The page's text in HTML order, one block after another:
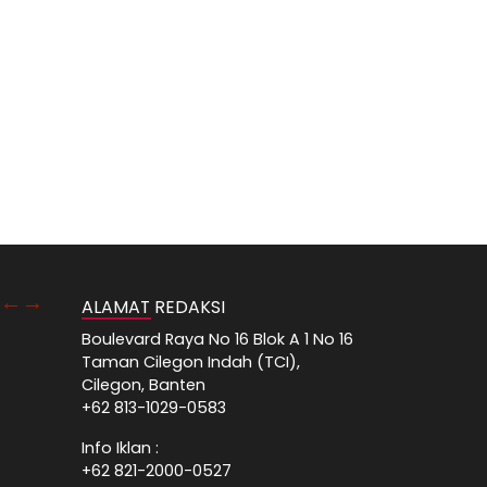
ALAMAT REDAKSI
Boulevard Raya No 16 Blok A 1 No 16
Taman Cilegon Indah (TCI),
Cilegon, Banten
+62 813-1029-0583
Info Iklan :
+62 821-2000-0527